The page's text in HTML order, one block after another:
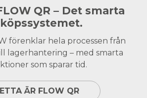
QR – Det smarta
förenklar hela processen från
lagerhantering – med smarta
som sparar tid.
ÄR FLOW QR